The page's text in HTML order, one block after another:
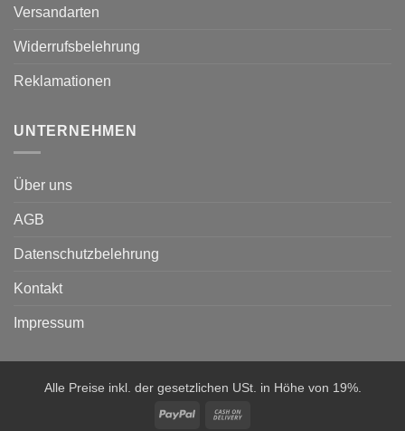
Versandarten
Widerrufsbelehrung
Reklamationen
UNTERNEHMEN
Über uns
AGB
Datenschutzbelehrung
Kontakt
Impressum
Alle Preise inkl. der gesetzlichen USt. in Höhe von 19%.
PayPal